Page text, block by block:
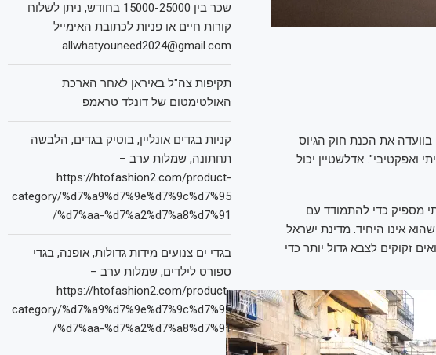
את הכנת חוק הגיוס
ואפקטיבי". אדלשטיין יכול
מספיק כדי להתמודד עם
אינו היחיד. מדינת ישראל
זקוקים לצבא גדול יותר כדי
שכר בין 15000-25000 בחודש, ניתן לשלוח
קורות חיים או פניות לכתובת האימייל
allwhatyouneed2024@gmail.com
תקיפות צה"ל באיראן לאחר הארכת
האולטימטום של דונלד טראמפ
קניות בגדים אונליין, בוטיק בגדים, הלבשה
תחתונה, שמלות ערב –
https://htofashion2.com/product-
category/%d7%a9%d7%9e%d7%9c%d7%95
%d7%aa-%d7%a2%d7%a8%d7%91/
בגדי ים צנועים מידות גדולות, אופנה, בגדי
ספורט לילדים, שמלות ערב –
https://htofashion2.com/product-
category/%d7%a9%d7%9e%d7%9c%d7%95
%d7%aa-%d7%a2%d7%a8%d7%91/